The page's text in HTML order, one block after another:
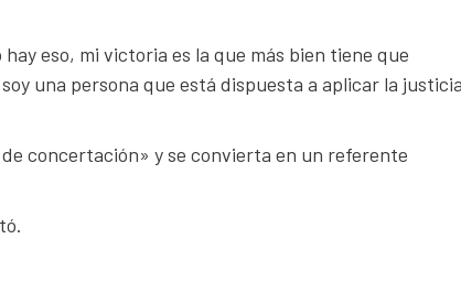
eso, mi victoria es la que más bien tiene que
una persona que está dispuesta a aplicar la
concertación» y se convierta en un referente